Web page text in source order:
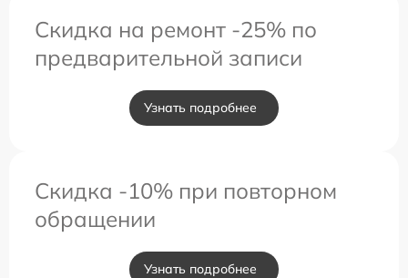
Скидка на ремонт -25% по
предварительной записи
Узнать подробнее
Скидка -10% при повторном
обращении
Узнать подробнее